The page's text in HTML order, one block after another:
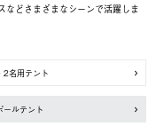
などさまざまなシーンで活躍しま
2名用テント
ールテント